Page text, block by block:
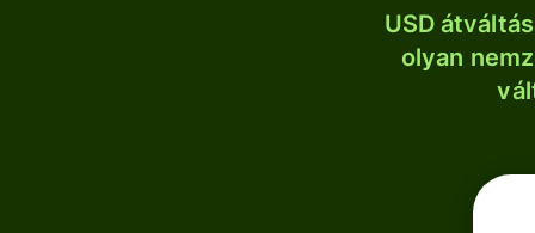
USD
olyan